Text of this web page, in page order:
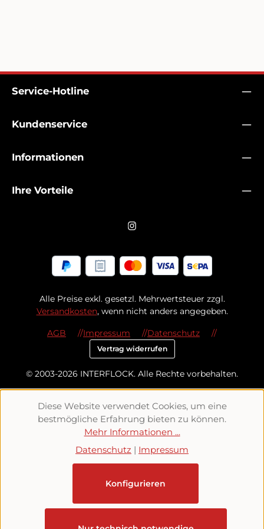
Service-Hotline
Kundenservice
Informationen
Ihre Vorteile
Alle Preise exkl. gesetzl. Mehrwertsteuer zzgl.
Versandkosten, wenn nicht anders angegeben.
© 2003-2026 INTERFLOCK. Alle Rechte vorbehalten.
AGB Impressum Datenschutz
Vertrag widerrufen
Diese Website verwendet Cookies, um eine
bestmögliche Erfahrung bieten zu können.
Mehr Informationen ...
Datenschutz | Impressum
Konfigurieren